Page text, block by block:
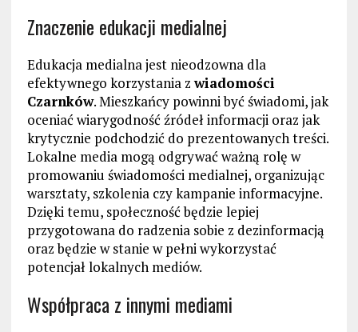
Znaczenie edukacji medialnej
Edukacja medialna jest nieodzowna dla
efektywnego korzystania zwiadomości
Czarnków. Mieszkańcy powinni być świadomi, jak
oceniać wiarygodność źródeł informacji oraz jak
krytycznie podchodzić do prezentowanych treści.
Lokalne media mogą odgrywać ważną rolę w
promowaniu świadomości medialnej, organizując
warsztaty, szkolenia czy kampanie informacyjne.
Dzięki temu, społeczność będzie lepiej
przygotowana do radzenia sobie z dezinformacją
oraz będzie w stanie w pełni wykorzystać
potencjał lokalnych mediów.
Współpraca z innymi mediami